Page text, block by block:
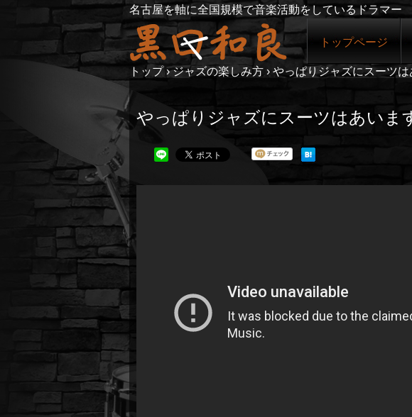
名古屋を軸に全国規模で音楽活動をしているドラマー
トップページ
トップ › ジャズの楽しみ方 › やっぱりジャズにスーツは
やっぱりジャズにスーツはあいま